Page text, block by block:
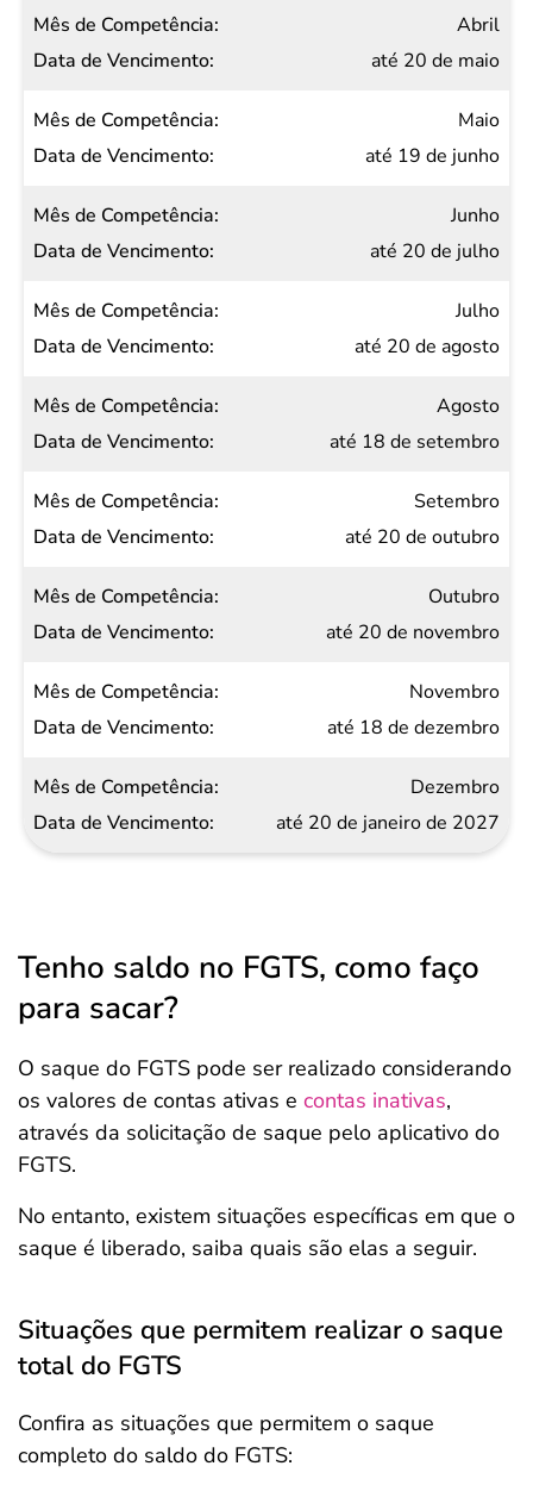
Abril
até 20 de maio
Maio
até 19 de junho
Junho
até 20 de julho
Julho
até 20 de agosto
Agosto
até 18 de setembro
Setembro
até 20 de outubro
Outubro
até 20 de novembro
Novembro
até 18 de dezembro
Dezembro
até 20 de janeiro de 2027
Tenho saldo no FGTS, como faço
para sacar?
O saque do FGTS pode ser realizado considerando
os valores de contas ativas e contas inativas,
através da solicitação de saque pelo aplicativo do
FGTS.
No entanto, existem situações específicas em que o
saque é liberado, saiba quais são elas a seguir.
Situações que permitem realizar o saque
total do FGTS
Confira as situações que permitem o saque
completo do saldo do FGTS: